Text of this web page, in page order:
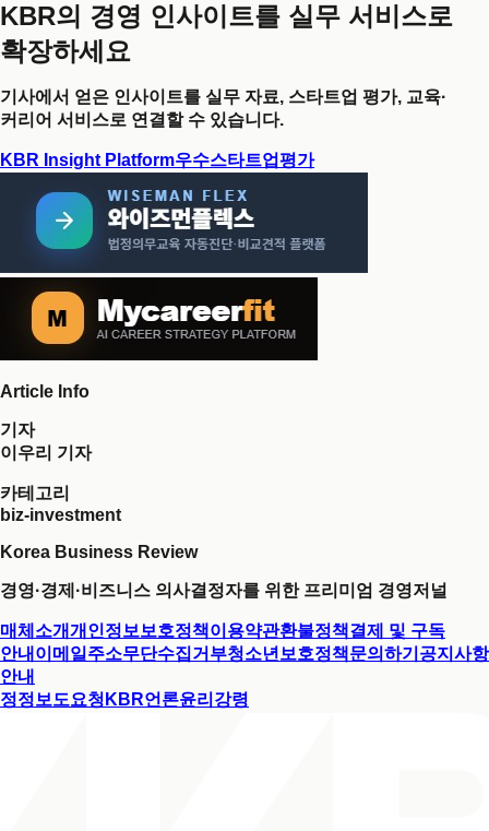
KBR의 경영 인사이트를 실무 서비스로
확장하세요
기사에서 얻은 인사이트를 실무 자료, 스타트업 평가, 교육·
커리어 서비스로 연결할 수 있습니다.
KBR Insight Platform우수스타트업평가
Article Info
기자
이우리 기자
카테고리
biz-investment
Korea Business Review
경영·경제·비즈니스 의사결정자를 위한 프리미엄 경영저널
매체소개개인정보보호정책이용약관환불정책결제 및 구독
안내 이메일주소무단수집거부청소년보호정책문의하기 공지사항
안내
정정보도요청 KBR언론윤리강령